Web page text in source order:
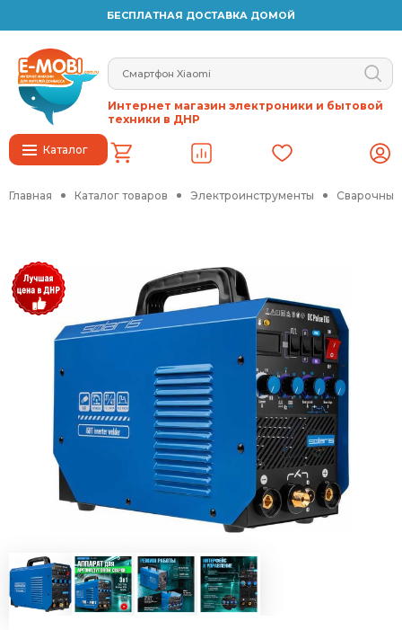
БЕСПЛАТНАЯ ДОСТАВКА ДОМОЙ
Каталог
Интернет магазин электроники и бытовой
техники в ДНР
Главная Каталог товаров Электроинструменты